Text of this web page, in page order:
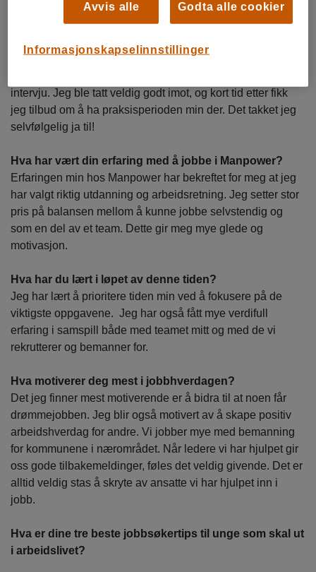
Hvordan kom du til Manpower?
Da jeg skulle ut i praksis våren 2024, anbefalte en av
et Teams-møte av Manpower, og vi hadde en hyggelig
intervju. Jeg ble tatt veldig godt imot, og kort tid etter fikk
jeg tilbud om å ha praksisperioden min der. Det takket jeg
selvfølgelig ja til!
Hva har vært din erfaring med å jobbe i Manpower?
Erfaringen min hos Manpower har bekreftet for meg at jeg
har valgt riktig utdanning og arbeidsretning. Jeg setter stor
pris på balansen mellom å kunne jobbe selvstendig og
som en del av et team. Dette gir meg mye glede og
motivasjon.
Hva har du lært i løpet av denne tiden?
Jeg har lært å prioritere tiden min ved å fokusere på de
viktigste oppgavene. Jeg har også fått mye verdifull
erfaring i samspill både med teamet mitt og med de vi
rekrutterer og bemanner for.
Hva motiverer deg mest i jobbhverdagen?
Det jeg finner mest motiverende er å bidra til at noen får
drømmejobben. Jeg blir også motivert av å skape positiv
arbeidshverdag for andre. Vi jobber mye med bemanning
for kommunene i nærområdet. Når ledere vi har hjulpet gir
oss gode tilbakemeldinger, føles det veldig givende. Det er
alltid veldig stas å skryte av ansatte vi har hjulpet inn i
jobb.
Hva er dine tre beste jobbsøkertips til unge som skal ut
i arbeidslivet?
Informasjonskapselinnstillinger
Avvis alle Godta alle cookier